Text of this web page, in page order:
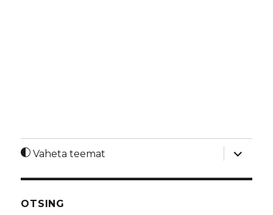
Vaheta teemat
laienda
OTSING